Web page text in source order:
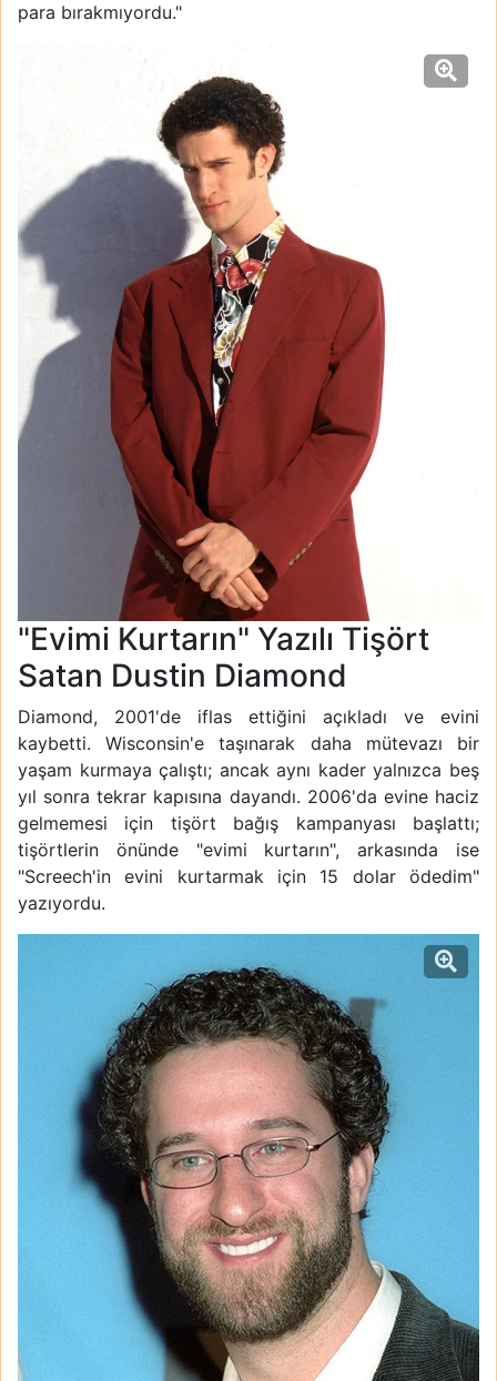
para bırakmıyordu."
"Evimi Kurtarın" Yazılı Tişört
Satan Dustin Diamond
Diamond, 2001'de iflas ettiğini açıkladı ve evini
kaybetti. Wisconsin'e taşınarak daha mütevazı bir
yaşam kurmaya çalıştı; ancak aynı kader yalnızca beş
yıl sonra tekrar kapısına dayandı. 2006'da evine haciz
gelmemesi için tişört bağış kampanyası başlattı;
tişörtlerin önünde "evimi kurtarın", arkasında ise
"Screech'in evini kurtarmak için 15 dolar ödedim"
yazıyordu.